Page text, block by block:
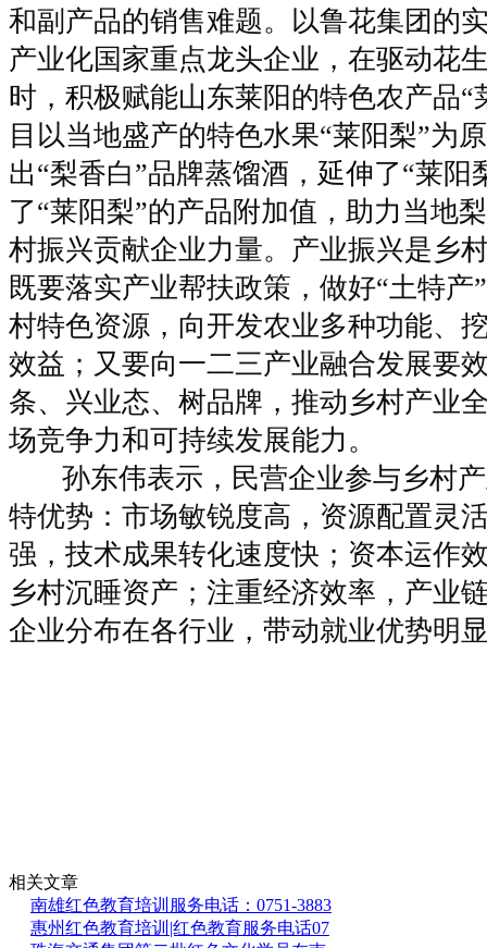
和副产品的销售难题。
以鲁花集团的
产业化国家重点龙头企业，在驱动花
时，积极赋能山东莱阳的特色农产品“
目以当地盛产的特色水果“莱阳梨”为
出“梨香白”品牌蒸馏酒，延伸了“莱阳
了“莱阳梨”的产品附加值，助力当地
村振兴贡献企业力量。 产业振兴是乡
既要落实产业帮扶政策，做好“土特产
村特色资源，向开发农业多种功能、
效益；又要向一二三产业融合发展要
条、兴业态、树品牌，推动乡村产业
场竞争力和可持续发展能力 。
孙东伟表示，民营企业参与乡村产
特优势：市场敏锐度高，资源配置灵
强，技术成果转化速度快；资本运作
乡村沉睡资产；注重经济效率，产业
企业分布在各行业，带动就业优势明
相关文章
南雄红色教育培训服务电话：0751-3883
惠州红色教育培训|红色教育服务电话07